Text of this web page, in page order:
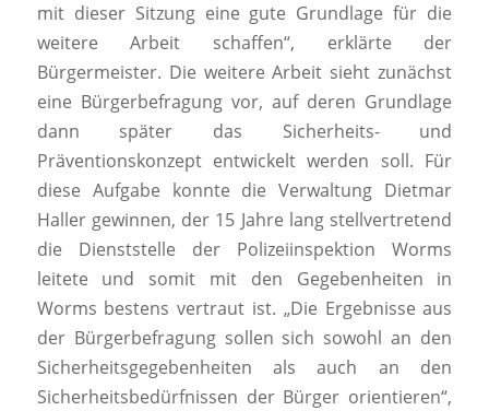
mit dieser Sitzung eine gute Grundlage für die
weitere Arbeit schaffen“, erklärte der
Bürgermeister. Die weitere Arbeit sieht zunächst
eine Bürgerbefragung vor, auf deren Grundlage
dann später das Sicherheits- und
Präventionskonzept entwickelt werden soll. Für
diese Aufgabe konnte die Verwaltung Dietmar
Haller gewinnen, der 15 Jahre lang stellvertretend
die Dienststelle der Polizeiinspektion Worms
leitete und somit mit den Gegebenheiten in
Worms bestens vertraut ist. „Die Ergebnisse aus
der Bürgerbefragung sollen sich sowohl an den
Sicherheitsgegebenheiten als auch an den
Sicherheitsbedürfnissen der Bürger orientieren“,